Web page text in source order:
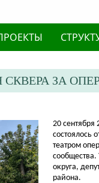
СКВЕРА ЗА
20
состоялось
театром
округа,
района.